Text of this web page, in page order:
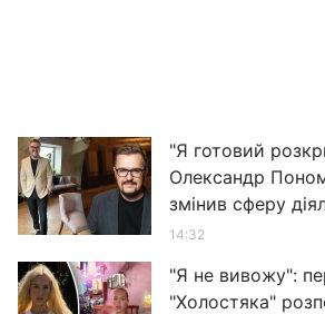
"Я готовий
Олександр
змінив сферу
14:32
"Я не вивожу":
"Холостяка"